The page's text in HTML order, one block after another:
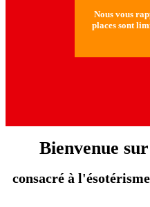
Nous vous
places sont
Bienvenue
consacré à